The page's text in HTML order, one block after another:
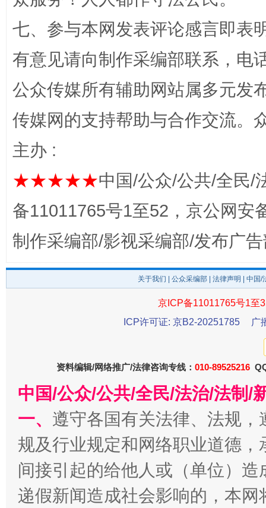
完善运行机制助力责任有效落实 一纸欠
东山县通报“牛蛙产品抗生素超标问题” 法
揭开“小金库”的免责幌子
七、参与本网发表评论感言即表
有意见请向制作采编部联系，电
公众传媒所有辅助网站属多元发
传媒网的支持帮助与合作交流。
主办 :
★★★★★中国/公众/公共/全民/
备11011765号1至52，京公网安
制作采编部/影视采编部/发布广
关于我们 公众采编部 法律声明 | 中国
京ICP备11011765号1至
ICP许可证: 京B2-20251785
广
资料编辑/网络推广/法律咨询专线： 010-89525216
中国/公众/公共/全民/法治/法制/
一、 遵守各国有关法律、法规
规及行业规定和网络职业道德
间接引起的给他人或（单位）
递假新闻造成社会影响的，本